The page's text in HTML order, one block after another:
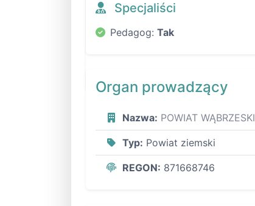
Specjaliści
Pedagog: Tak
Organ prowadzący
Nazwa: POWIAT WĄBRZESKI
Typ: Powiat ziemski
REGON: 871668746